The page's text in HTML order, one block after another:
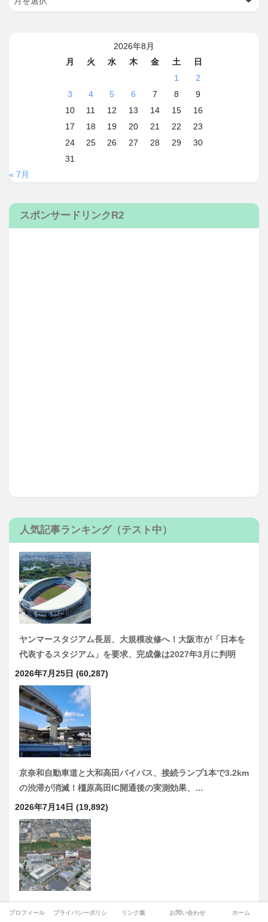
2026年8月
月
火 水 木 金 土
日
1
2
3
4 5 6 7 8
9
10
11 12 13 14 15
16
17
18 19 20 21 22
23
24
25 26 27 28 29
30
31
« 7月
スポンサードリンクR2
人気記事ランキング（テスト中）
ヤンマースタジアム長居、大規模改修へ！大阪市が「日本を
代表するスタジアム」を要求、完成像は2027年3月に判明
2026年7月25日 (60,287)
京奈和自動車道と大和高田バイパス、接続ランプ1本で3.2km
の渋滞が消滅！橿原高田IC開通後の実測効果、…
2026年7月14日 (19,892)
プロフィール プライバシーポリシー リンク集 お問い合わせ ホーム